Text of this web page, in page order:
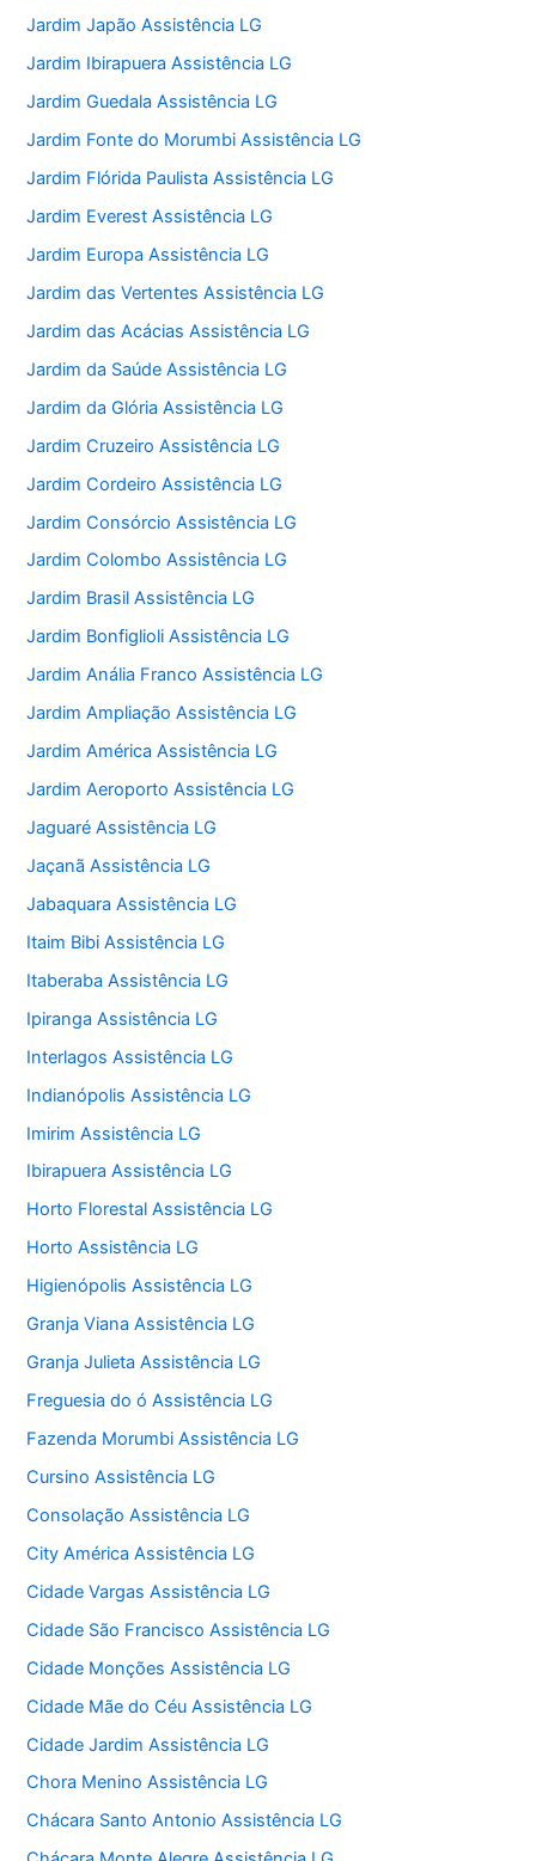
Jardim Japão Assistência LG
Jardim Ibirapuera Assistência LG
Jardim Guedala Assistência LG
Jardim Fonte do Morumbi Assistência LG
Jardim Flórida Paulista Assistência LG
Jardim Everest Assistência LG
Jardim Europa Assistência LG
Jardim das Vertentes Assistência LG
Jardim das Acácias Assistência LG
Jardim da Saúde Assistência LG
Jardim da Glória Assistência LG
Jardim Cruzeiro Assistência LG
Jardim Cordeiro Assistência LG
Jardim Consórcio Assistência LG
Jardim Colombo Assistência LG
Jardim Brasil Assistência LG
Jardim Bonfiglioli Assistência LG
Jardim Anália Franco Assistência LG
Jardim Ampliação Assistência LG
Jardim América Assistência LG
Jardim Aeroporto Assistência LG
Jaguaré Assistência LG
Jaçanã Assistência LG
Jabaquara Assistência LG
Itaim Bibi Assistência LG
Itaberaba Assistência LG
Ipiranga Assistência LG
Interlagos Assistência LG
Indianópolis Assistência LG
Imirim Assistência LG
Ibirapuera Assistência LG
Horto Florestal Assistência LG
Horto Assistência LG
Higienópolis Assistência LG
Granja Viana Assistência LG
Granja Julieta Assistência LG
Freguesia do ó Assistência LG
Fazenda Morumbi Assistência LG
Cursino Assistência LG
Consolação Assistência LG
City América Assistência LG
Cidade Vargas Assistência LG
Cidade São Francisco Assistência LG
Cidade Monções Assistência LG
Cidade Mãe do Céu Assistência LG
Cidade Jardim Assistência LG
Chora Menino Assistência LG
Chácara Santo Antonio Assistência LG